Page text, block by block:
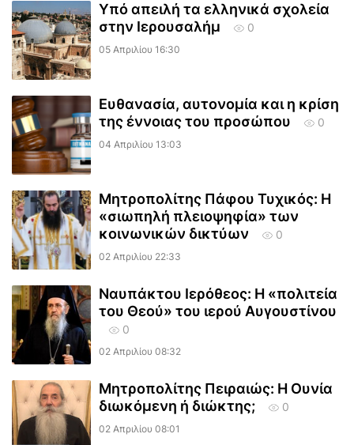
Υπό απειλή τα ελληνικά σχολεία
στην Ιερουσαλήμ
0
05 Απριλίου 16:30
Ευθανασία, αυτονομία και η κρίση
της έννοιας του προσώπου
0
04 Απριλίου 13:03
Μητροπολίτης Πάφου Τυχικός: Η
«σιωπηλή πλειοψηφία» των
κοινωνικών δικτύων
0
02 Απριλίου 22:33
Ναυπάκτου Ιερόθεος: Η «πολιτεία
του Θεού» του ιερού Αυγουστίνου
0
02 Απριλίου 08:32
Μητροπολίτης Πειραιώς: Η Ουνία
διωκόμενη ή διώκτης;
0
02 Απριλίου 08:01